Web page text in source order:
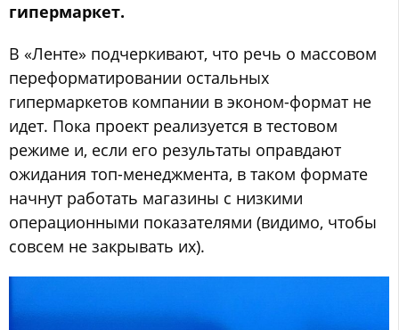
гипермаркет.
В «Ленте» подчеркивают, что речь о массовом
переформатировании остальных
гипермаркетов компании в эконом-формат не
идет. Пока проект реализуется в тестовом
режиме и, если его результаты оправдают
ожидания топ-менеджмента, в таком формате
начнут работать магазины с низкими
операционными показателями (видимо, чтобы
совсем не закрывать их).